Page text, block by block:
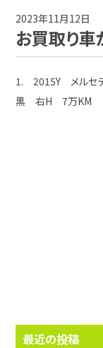
2023年11月12日
お買取り車
1. 2015Y メルセデ
黒 右H 7万KM
最近の投稿